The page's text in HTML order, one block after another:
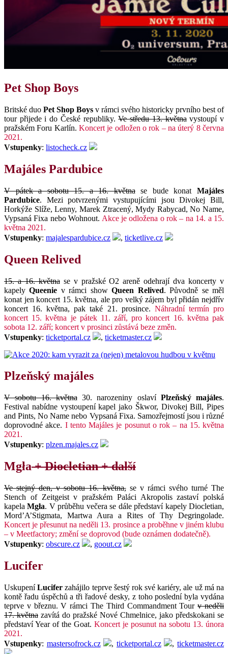
Pet Shop Boys
Britské duo Pet Shop Boys v rámci svého historicky prvního best of
tour přijede i do České republiky.Ve středu 13. květnavystoupí v
pražském Foru Karlín. Koncert je odložen o rok – na úterý 8 června
2021.
Vstupenky: listocheck.cz
Majáles Pardubice
V pátek a sobotu 15. a 16. květnase bude konatMajáles
Pardubice. Mezi potvrzenými vystupujícími jsou Divokej Bill,
Horkýže Slíže, Lenny, Marek Ztracený, Mydy Rabycad, No Name,
Vypsaná Fixa nebo Wohnout. Akce je odložena o rok – na 14. a 15.
května 2021.
Vstupenky: majalespardubice.cz , ticketlive.cz
Queen Relived
15. a 16. květnase v pražské O2 areně odehrají dva koncerty v
kapelyQueenie v rámci showQueen Relived. Původně se měl
konat jen koncert 15. května, ale pro velký zájem byl přidán nejdřív
koncert 16. května, pak také 21. prosince. Náhradní termín pro
koncert 15. května je pátek 11. září, pro koncert 16. května pak
sobota 12. září; koncert v prosinci zůstává beze změn.
Vstupenky: ticketportal.cz , ticketmaster.cz
Plzeňský majáles
V sobotu 16. května30. narozeniny oslaví Plzeňský majáles.
Festival nabídne vystoupení kapel jako Škwor, Divokej Bill, Pipes
and Pints, No Name nebo Vypsaná Fixa. Samozřejmostí jsou i různé
doprovodné akce. I tento Majáles je posunut o rok – na 15. května
2021.
Vstupenky: plzen.majales.cz
Mgła+ Diocletian + další
Ve stejný den, v sobotu 16. května,se v rámci svého turné The
Stench of Zeitgeist v pražském Paláci Akropolis zastaví polská
kapelaMgła. V průběhu večera se dále představí kapely Diocletian,
Mord’A’Stigmata, Martwa Aura a Rites of Thy Degringolade.
Koncert je přesunut na neděli 13. prosince a proběhne v jiném klubu
– v Meetfactory; změní se doprovod (bude oznámen dodatečně).
Vstupenky: obscure.cz , goout.cz
Lucifer
UskupeníLucifer zahájilo teprve šestý rok své kariéry, ale už má na
kontě řadu úspěchů a tři řadové desky, z toho poslední byla vydána
teprve v březnu. V rámci The Third Commandment Tourv neděli
17. května zavítá do pražské Nové Chmelnice, jako předskokani se
představí Year of the Goat. Koncert je posunut na sobotu 13. února
2021.
Vstupenky: mastersofrock.cz , ticketportal.cz ,ticketmaster.cz